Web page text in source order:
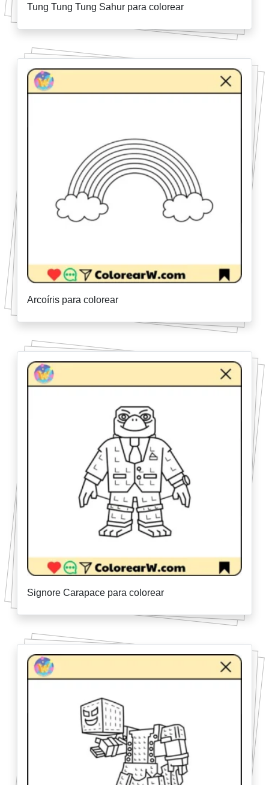
Tung Tung Tung Sahur para colorear
Arcoíris para colorear
Signore Carapace para colorear